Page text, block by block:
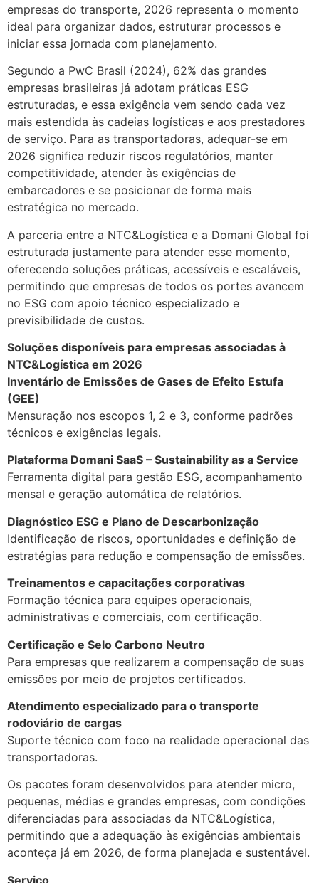
empresas do transporte, 2026 representa o momento
ideal para organizar dados, estruturar processos e
iniciar essa jornada com planejamento.
Segundo a PwC Brasil (2024), 62% das grandes
empresas brasileiras já adotam práticas ESG
estruturadas, e essa exigência vem sendo cada vez
mais estendida às cadeias logísticas e aos prestadores
de serviço. Para as transportadoras, adequar-se em
2026 significa reduzir riscos regulatórios, manter
competitividade, atender às exigências de
embarcadores e se posicionar de forma mais
estratégica no mercado.
A parceria entre a NTC&Logística e a Domani Global foi
estruturada justamente para atender esse momento,
oferecendo soluções práticas, acessíveis e escaláveis,
permitindo que empresas de todos os portes avancem
no ESG com apoio técnico especializado e
previsibilidade de custos.
Soluções disponíveis para empresas associadas à
NTC&Logística em 2026
Inventário de Emissões de Gases de Efeito Estufa
(GEE)
Mensuração nos escopos 1, 2 e 3, conforme padrões
técnicos e exigências legais.
Plataforma Domani SaaS – Sustainability as a Service
Ferramenta digital para gestão ESG, acompanhamento
mensal e geração automática de relatórios.
Diagnóstico ESG e Plano de Descarbonização
Identificação de riscos, oportunidades e definição de
estratégias para redução e compensação de emissões.
Treinamentos e capacitações corporativas
Formação técnica para equipes operacionais,
administrativas e comerciais, com certificação.
Certificação e Selo Carbono Neutro
Para empresas que realizarem a compensação de suas
emissões por meio de projetos certificados.
Atendimento especializado para o transporte
rodoviário de cargas
Suporte técnico com foco na realidade operacional das
transportadoras.
Os pacotes foram desenvolvidos para atender micro,
pequenas, médias e grandes empresas, com condições
diferenciadas para associadas da NTC&Logística,
permitindo que a adequação às exigências ambientais
aconteça já em 2026, de forma planejada e sustentável.
Serviço